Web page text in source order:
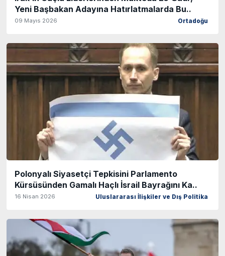
Yeni Başbakan Adayına Hatırlatmalarda Bu..
09 Mayıs 2026 Ortadoğu
Polonyalı Siyasetçi Tepkisini Parlamento
Kürsüsünden Gamalı Haçlı İsrail Bayrağını Ka..
16 Nisan 2026 Uluslararası İlişkiler ve Dış Politika